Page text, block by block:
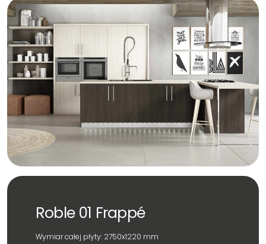
Roble 01 Frappé
Wymiar całej płyty: 2750x1220 mm